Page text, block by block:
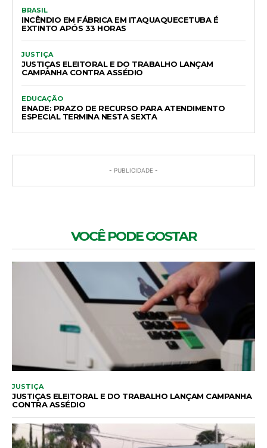
BRASIL
INCÊNDIO EM FÁBRICA EM ITAQUAQUECETUBA É
EXTINTO APÓS 33 HORAS
JUSTIÇA
JUSTIÇAS ELEITORAL E DO TRABALHO LANÇAM
CAMPANHA CONTRA ASSÉDIO
EDUCAÇÃO
ENADE: PRAZO DE RECURSO PARA ATENDIMENTO
ESPECIAL TERMINA NESTA SEXTA
- PUBLICIDADE -
VOCÊ PODE GOSTAR
JUSTIÇA
JUSTIÇAS ELEITORAL E DO TRABALHO LANÇAM CAMPANHA
CONTRA ASSÉDIO